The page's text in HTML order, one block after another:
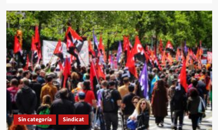
Sin categoría Sindicat